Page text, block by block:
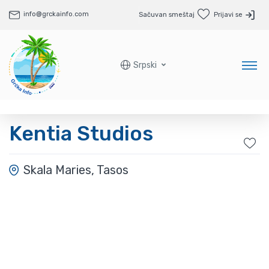
info@grckainfo.com Sačuvan smeštaj Prijavi se
Srpski
Kentia Studios
Skala Maries, Tasos